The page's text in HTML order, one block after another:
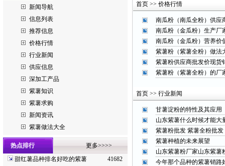
新闻导航
信息列表
推荐信息
价格行情
行业新闻
供应信息
深加工产品
紫薯知识
紫薯求购
新闻资讯
紫薯做法大全
热点排行
更多>>>>
甜红薯品种排名好吃的紫薯
41682
首页 >> 价格行情
南瓜粉（南瓜全粉）供应
南瓜粉（金瓜粉）生产厂
南瓜粉（金瓜粉）营养价
紫薯粉（紫薯全粉）做法
紫薯粉供应商批发价现货
紫薯粉（紫薯全粉）的厂
首页 >> 行业新闻
甘薯淀粉的特性及其应用
山东紫薯什么时候才能大
紫薯粉批发 紫薯全粉批
紫薯种植的未来展望
山东紫薯粉厂家山东紫薯
今年那个品种的紫薯销路